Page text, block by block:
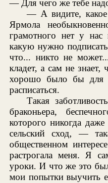
— Для чего же тебе
— А видите,
Ярмола
грамотного нет у нас
какую нужно
что... никто не
кладет, а сам не знает,
хорошо было бы для
расписаться.
Такая
браконьера,
которого никогда
сельский сход, —
общественном
растрогала меня. Я
уроки. И что же это
мои попытки выучить